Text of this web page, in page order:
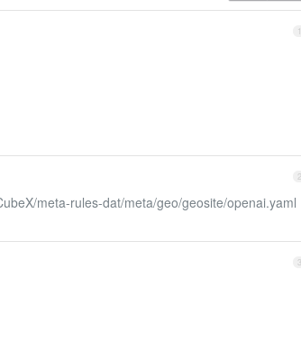
1
2
meta-rules-dat/meta/geo/geosite/openai.yaml
3